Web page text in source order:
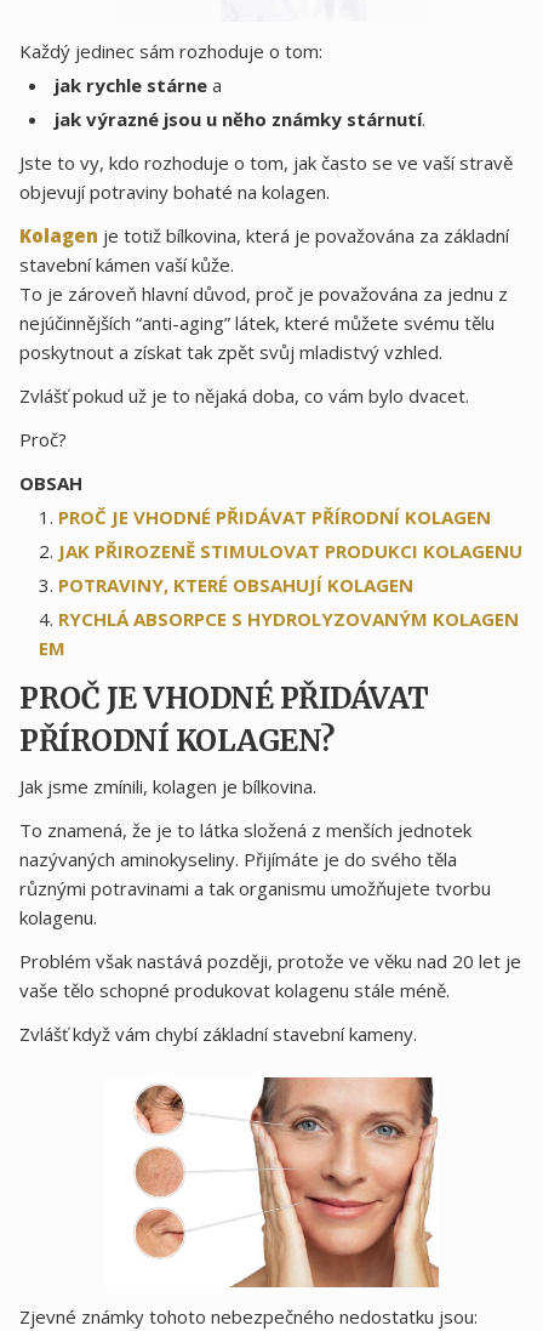
Každý jedinec sám rozhoduje o tom:
jak rychle stárne a
jak výrazné jsou u něho známky stárnutí.
Jste to vy, kdo rozhoduje o tom, jak často se ve vaší stravě
objevují potraviny bohaté na kolagen.
Kolagen je totiž bílkovina, která je považována za základní
stavební kámen vaší kůže.
To je zároveň hlavní důvod, proč je považována za jednu z
nejúčinnějších “anti-aging” látek, které můžete svému tělu
poskytnout a získat tak zpět svůj mladistvý vzhled.
Zvlášť pokud už je to nějaká doba, co vám bylo dvacet.
Proč?
OBSAH
PROČ JE VHODNÉ PŘIDÁVAT PŘÍRODNÍ KOLAGEN
JAK PŘIROZENĚ STIMULOVAT PRODUKCI KOLAGENU
POTRAVINY, KTERÉ OBSAHUJÍ KOLAGEN
RYCHLÁ ABSORPCE S HYDROLYZOVANÝM KOLAGEN
EM
PROČ JE VHODNÉ PŘIDÁVAT
PŘÍRODNÍ KOLAGEN?
Jak jsme zmínili, kolagen je bílkovina.
To znamená, že je to látka složená z menších jednotek
nazývaných aminokyseliny. Přijímáte je do svého těla
různými potravinami a tak organismu umožňujete tvorbu
kolagenu.
Problém však nastává později, protože ve věku nad 20 let je
vaše tělo schopné produkovat kolagenu stále méně.
Zvlášť když vám chybí základní stavební kameny.
Zjevné známky tohoto nebezpečného nedostatku jsou: